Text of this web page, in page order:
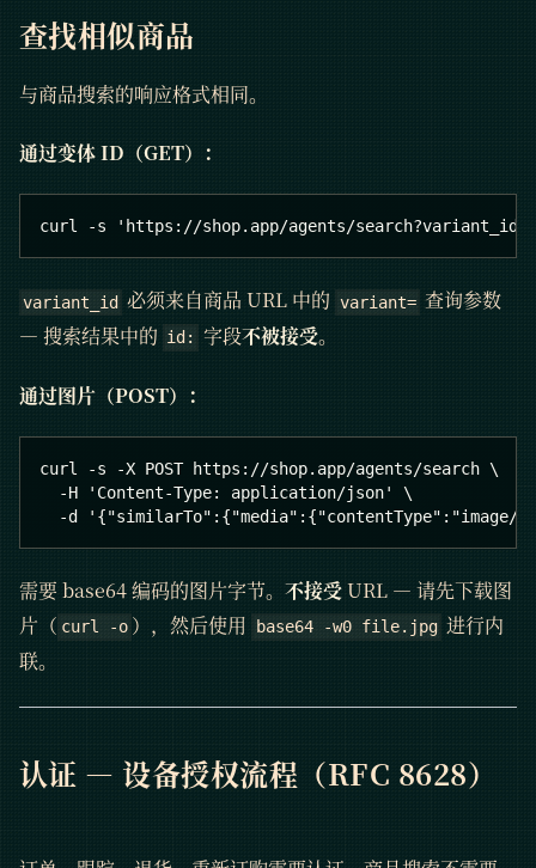
查找相似商品
与商品搜索的响应格式相同。
通过变体 ID（GET）：
curl -s 'https://shop.app/agents/
variant_id 必须来自商品 URL 中的 variant= 查询参数
— 搜索结果中的 id: 字段不被接受。
通过图片（POST）：
curl -s -X POST https://shop.app/agents/search \
  -H 'Content-Type: application/json' \
-d '{"similarTo":{"media":{"contentType":"image/
需要 base64 编码的图片字节。 不接受URL — 请先下载图
片（ curl -o ），然后使用 base64 -w0 file.jpg 进行内
联。
认证 — 设备授权流程（RFC 8628）